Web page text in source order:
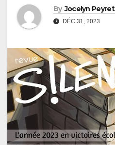
By Jocelyn Peyret
DÉC 31, 2023